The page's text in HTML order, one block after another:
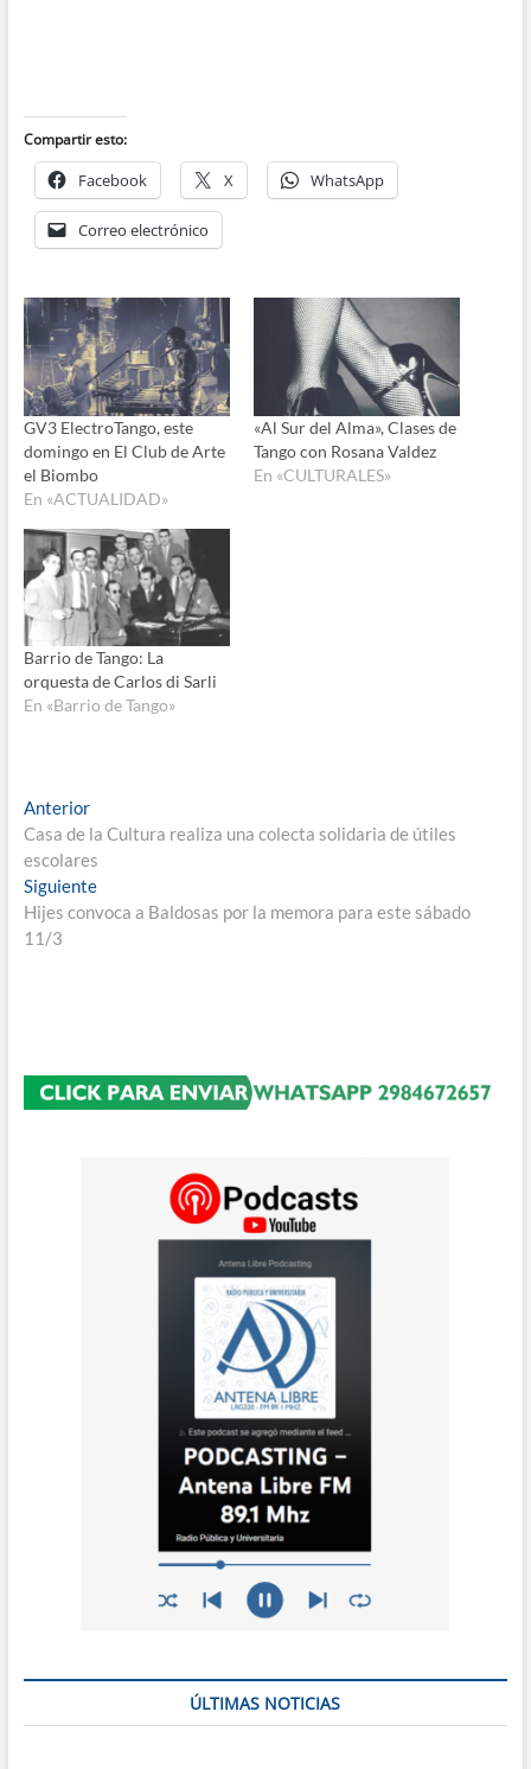
Compartir esto:
Facebook X WhatsApp
Correo electrónico
GV3 ElectroTango, este
domingo en El Club de Arte
el Biombo
En «ACTUALIDAD»
«Al Sur del Alma», Clases de
Tango con Rosana Valdez
En «CULTURALES»
Barrio de Tango: La
orquesta de Carlos di Sarli
En «Barrio de Tango»
Navegación
de
entradas
AnteriorEntrada
anterior:
Casa de la Cultura realiza una colecta solidaria de útiles
escolares
SiguienteEntrada
siguiente:
Hijes convoca a Baldosas por la memora para este sábado
11/3
ÚLTIMAS NOTICIAS